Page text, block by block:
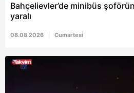
Bahçelievler’de minibüs
yaralı
08.08.2026 Cumartesi